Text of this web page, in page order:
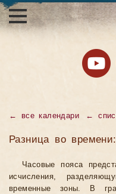
← все календари ←
Разница во
Часовые пояса
исчисления,
временные зоны. В